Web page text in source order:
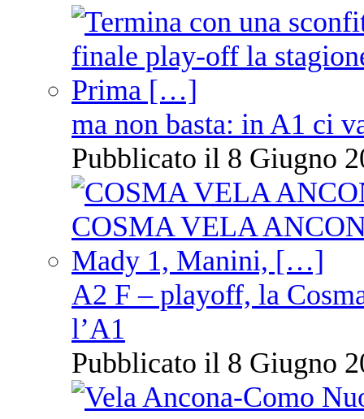
ma non basta: in A1 ci
Pubblicato il 8 Giugno
A2 F – playoff, la
l’A1
Pubblicato il 8 Giugno